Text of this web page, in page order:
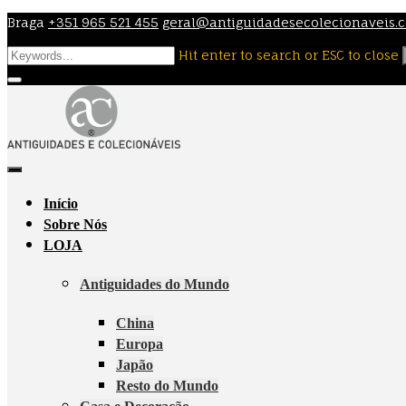
Skip
to
content
Braga +351 965 521 455
Hit enter to search or ESC to close
Início
Sobre Nós
LOJA
Antiguidades do Mundo
China
Europa
Japão
Resto do Mundo